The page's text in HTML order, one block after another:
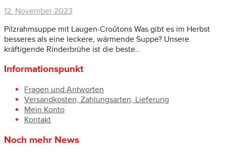
12. November 2023
Pilzrahmsuppe mit Laugen-Croûtons Was gibt es im Herbst
besseres als eine leckere, wärmende Suppe? Unsere
kräftigende Rinderbrühe ist die beste…
Informationspunkt
Fragen und Antworten
Versandkosten, Zahlungsarten, Lieferung
Mein Konto
Kontakt
Noch mehr News